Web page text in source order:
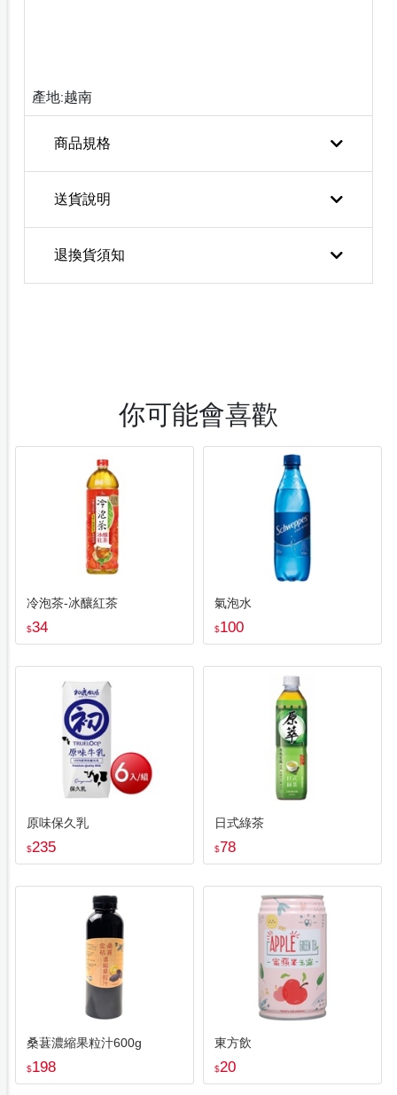
產地:越南
商品規格
送貨說明
退換貨須知
你可能會喜歡
冷泡茶-冰釀紅茶
$34
氣泡水
$100
原味保久乳
$235
日式綠茶
$78
桑葚濃縮果粒汁600g
$198
東方飲
$20